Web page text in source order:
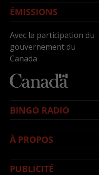
ÉMISSIONS
Avec la participation du
gouvernement du
Canada
BINGO RADIO
À PROPOS
PUBLICITÉ